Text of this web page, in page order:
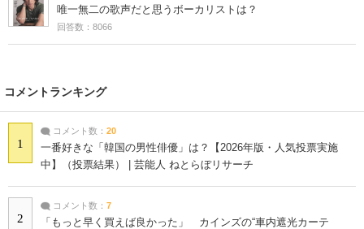
唯一無二の歌声だと思うボーカリストは？
回答数：8066
コメントランキング
1
コメント数： 20
一番好きな「韓国の男性俳優」は？【2026年版・人気投票実施
中】（投票結果） | 芸能人 ねとらぼリサーチ
2
コメント数： 7
「もっと早く買えば良かった」 カインズの“車内遮光カーテ